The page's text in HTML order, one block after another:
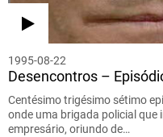
1995-08-22
Desencontros –
Centésimo trigésimo sétimo
onde uma brigada policial
empresário, oriundo de…